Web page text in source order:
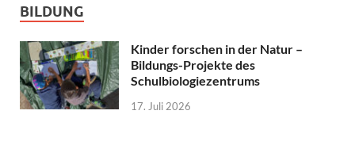
BILDUNG
Kinder forschen in der Natur –
Bildungs-Projekte des
Schulbiologiezentrums
17. Juli 2026